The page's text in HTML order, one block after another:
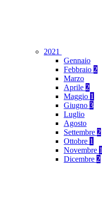
2021
Gennaio
Febbraio 2
Marzo
Aprile 2
Maggio 1
Giugno 3
Luglio
Agosto
Settembre 2
Ottobre 1
Novembre 1
Dicembre 2